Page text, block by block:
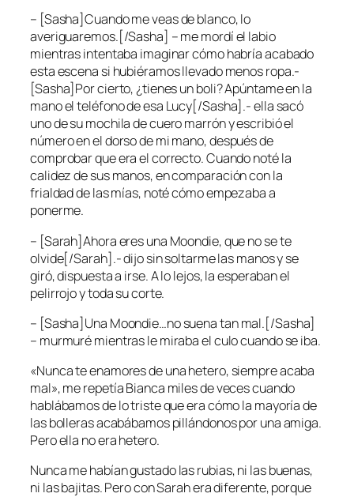
– [Sasha]Cuando me veas de blanco, lo
averiguaremos.[/Sasha] – me mordí el labio
mientras intentaba imaginar cómo habría acabado
esta escena si hubiéramos llevado menos ropa.-
[Sasha]Por cierto, ¿tienes un boli? Apúntame en la
mano el teléfono de esa Lucy[/Sasha].- ella sacó
uno de su mochila de cuero marrón y escribió el
número en el dorso de mi mano, después de
comprobar que era el correcto. Cuando noté la
calidez de sus manos, en comparación con la
frialdad de las mías, noté cómo empezaba a
ponerme.
– [Sarah]Ahora eres una Moondie, que no se te
olvide[/Sarah].- dijo sin soltarme las manos y se
giró, dispuesta a irse. A lo lejos, la esperaban el
pelirrojo y toda su corte.
– [Sasha]Una Moondie…no suena tan mal.[/Sasha]
– murmuré mientras le miraba el culo cuando se iba.
«Nunca te enamores de una hetero, siempre acaba
mal», me repetía Bianca miles de veces cuando
hablábamos de lo triste que era cómo la mayoría de
las bolleras acabábamos pillándonos por una amiga.
Pero ella no era hetero.
Nunca me habían gustado las rubias, ni las buenas,
ni las bajitas. Pero con Sarah era diferente, porque